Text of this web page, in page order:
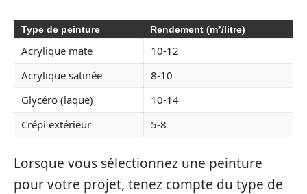
Type de peinture Rendement (m²/litre)
Acrylique mate
10-12
Acrylique satinée
8-10
Glycéro (laque)
10-14
Crépi extérieur
5-8
Lorsque vous sélectionnez une peinture
pour votre projet, tenez compte du type de